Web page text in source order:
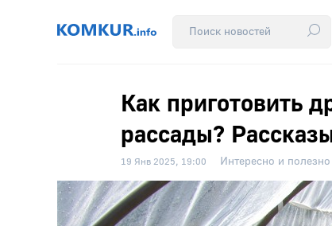
Как приготовить
рассады?
19 Янв 2025, 19:00 Интересно и полезно